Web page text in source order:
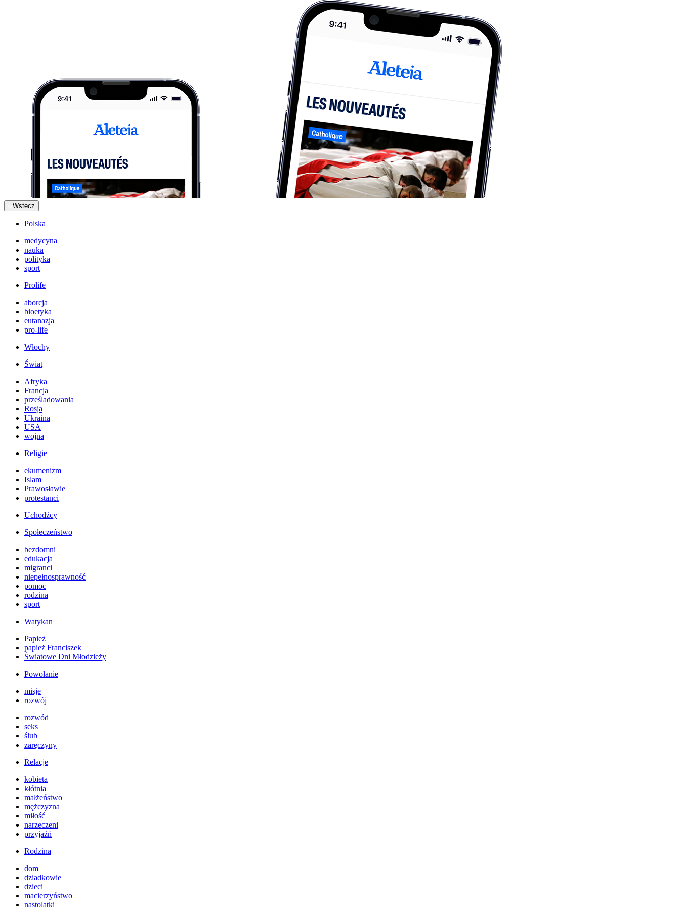
Wstecz
Polska
medycyna
nauka
polityka
sport
Prolife
aborcja
bioetyka
eutanazja
pro-life
Włochy
Świat
Afryka
Francja
prześladowania
Rosja
Ukraina
USA
wojna
Religie
ekumenizm
Islam
Prawosławie
protestanci
Uchodźcy
Społeczeństwo
bezdomni
edukacja
migranci
niepełnosprawność
pomoc
rodzina
sport
Watykan
Papież
papież Franciszek
Światowe Dni Młodzieży
Powołanie
misje
rozwój
rozwód
seks
ślub
zaręczyny
Relacje
kobieta
kłótnia
małżeństwo
mężczyzna
miłość
narzeczeni
przyjaźń
Rodzina
dom
dziadkowie
dzieci
macierzyństwo
nastolatki